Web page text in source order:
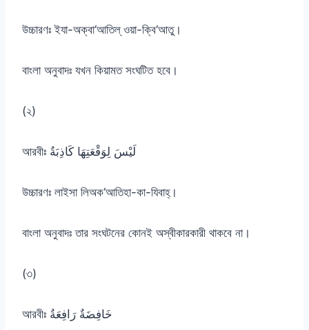
উচ্চারণঃ ইযা-অক্বা‘আতিল্ ওয়া-ক্বি‘আতু।
বাংলা অনুবাদঃ যখন কিয়ামত সংঘটিত হবে।
(২)
আরবীঃ لَيْسَ لِوَقْعَتِهَا كَاذِبَةٌ
উচ্চারণঃ লাইসা লিঅক‘আতিহা-কা-যিবাহ্।
বাংলা অনুবাদঃ তার সংঘটনের কোনই অস্বীকারকারী থাকবে না।
(৩)
আরবীঃ خَافِضَةٌ رَافِعَةٌ